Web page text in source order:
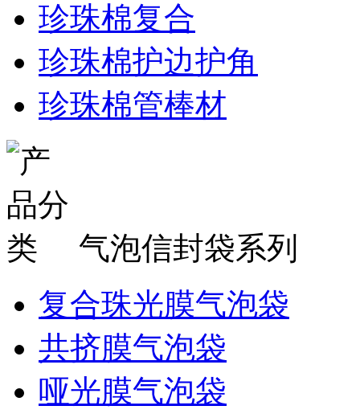
珍珠棉复合
珍珠棉护边护角
珍珠棉管棒材
气泡信封袋系列
复合珠光膜气泡袋
共挤膜气泡袋
哑光膜气泡袋